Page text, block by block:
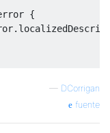
{
— DCorrigan
fuente